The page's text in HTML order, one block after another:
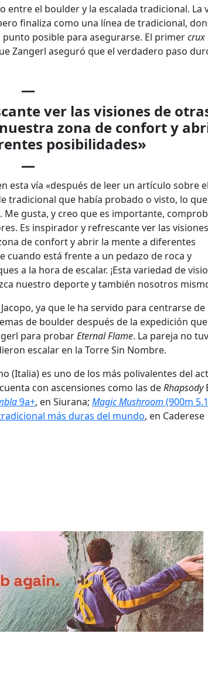
entre el boulder y la escalada tradicional. La
finaliza como una línea de tradicional,
punto posible para asegurarse. El primercrux
Zangerl aseguró que el verdadero paso
—
ver las visiones de
zona de confort y
posibilidades»
—
esta vía «después de leer un artículo sobre
tradicional que había probado o visto, lo
gusta, y creo que es importante,
Es inspirador y refrescante ver las
de confort y abrir la mente a diferentes
cuando está frente a un pedazo de roca y
a la hora de escalar. ¡Esta variedad de
nuestro deporte y también nosotros
ya que le ha servido para centrarse de
de boulder después de la expedición
para probarEternal Flame. La pareja no
escalar en la Torre Sin Nombre.
(Italia) es uno de los más polivalentes del
con ascensiones como las deRhapsody
9a+, en Siurana; Magic Mushroom (900m
más duras del mundo, en Caderese